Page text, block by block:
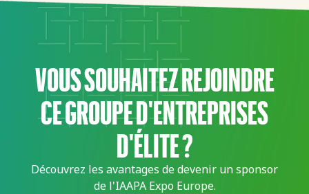
VOUS SOUHAITEZ REJOINDRE
CE GROUPE D'ENTREPRISES
D'ÉLITE ?
Découvrez les avantages de devenir un sponsor
de l'IAAPA Expo Europe.